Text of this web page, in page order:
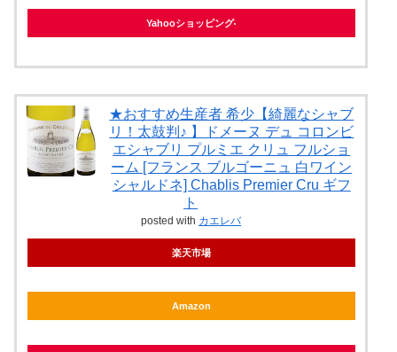
Yahooショッピング
★おすすめ生産者 希少【綺麗なシャブ
リ！太鼓判♪ 】ドメーヌ デュ コロンビ
エシャブリ プルミエ クリュ フルショ
ーム [フランス ブルゴーニュ 白ワイン
シャルドネ] Chablis Premier Cru ギフ
ト
posted with カエレバ
楽天市場
Amazon